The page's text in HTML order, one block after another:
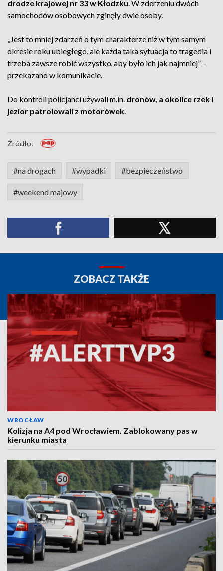
drodze krajowej nr 33 w Kłodzku. W zderzeniu dwóch
samochodów osobowych zginęły dwie osoby.
„Jest to mniej zdarzeń o tym charakterze niż w tym samym
okresie roku ubiegłego, ale każda taka sytuacja to tragedia i
trzeba zawsze robić wszystko, aby było ich jak najmniej” –
przekazano w komunikacie.
Do kontroli policjanci używali m.in. dronów, a okolice rzek i
jezior patrolowali z motorówek.
Źródło:
#na drogach #wypadki #bezpieczeństwo
#weekend majowy
ZOBACZ TAKŻE
WROCŁAW
Kolizja na A4 pod Wrocławiem. Zablokowany pas w
kierunku miasta